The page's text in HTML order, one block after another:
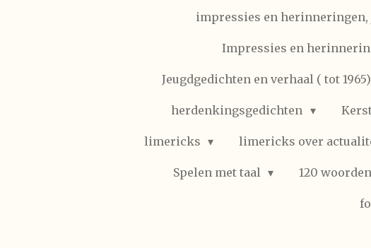
impressies en
Impressies en
Jeugdgedichten en verhaal ( tot 1965)
herdenkingsgedichten
limericks limericks over
Spelen met taal 120